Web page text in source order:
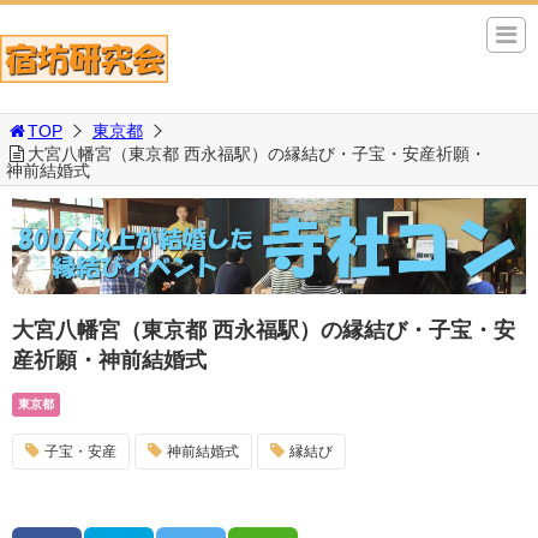
TOP
東京都
大宮八幡宮（東京都 西永福駅）の縁結び・子宝・安産祈願・
神前結婚式
大宮八幡宮（東京都 西永福駅）の縁結び・子宝・安
産祈願・神前結婚式
東京都
子宝・安産 神前結婚式 縁結び